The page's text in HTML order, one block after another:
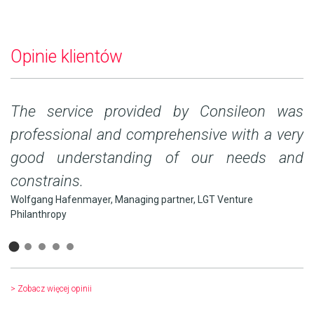
Opinie klientów
The service provided by Consileon was
professional and comprehensive with a very
good understanding of our needs and
constrains.
Wolfgang Hafenmayer, Managing partner, LGT Venture
Philanthropy
> Zobacz więcej opinii